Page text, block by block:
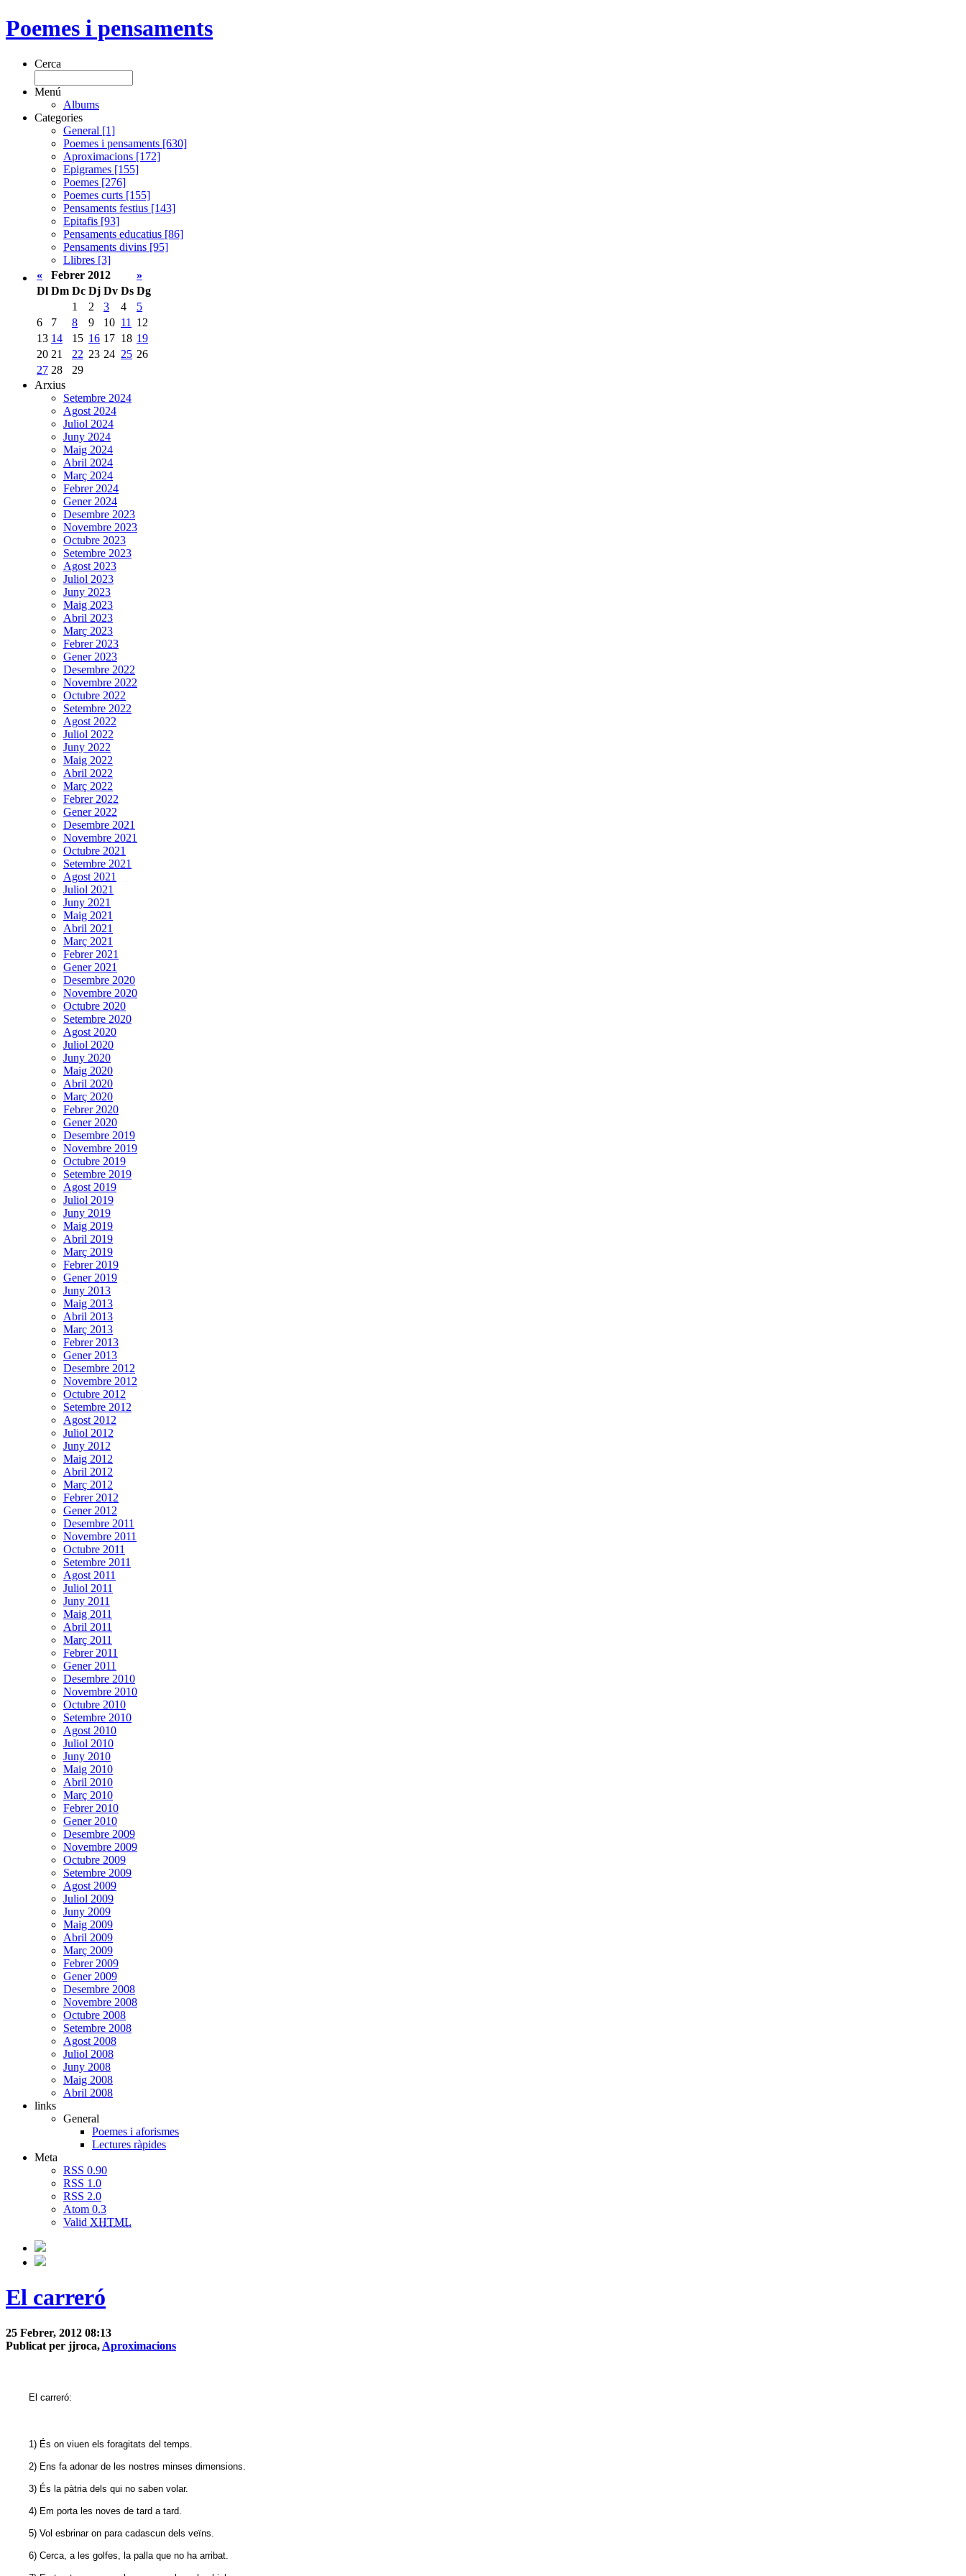
Poemes i pensaments
Cerca
Menú
Albums
Categories
General [1]
Poemes i pensaments [630]
Aproximacions [172]
Epigrames [155]
Poemes [276]
Poemes curts [155]
Pensaments festius [143]
Epitafis [93]
Pensaments educatius [86]
Pensaments divins [95]
Llibres [3]
«
Febrer 2012
»
Dl Dm Dc Dj Dv Ds Dg
1
2 3 4
5
6
7 8 9 10 11
12
13 14 15 16 17 18 19
20 21 22 23 24 25 26
27 28
29
Arxius
Setembre 2024
Agost 2024
Juliol 2024
Juny 2024
Maig 2024
Abril 2024
Març 2024
Febrer 2024
Gener 2024
Desembre 2023
Novembre 2023
Octubre 2023
Setembre 2023
Agost 2023
Juliol 2023
Juny 2023
Maig 2023
Abril 2023
Març 2023
Febrer 2023
Gener 2023
Desembre 2022
Novembre 2022
Octubre 2022
Setembre 2022
Agost 2022
Juliol 2022
Juny 2022
Maig 2022
Abril 2022
Març 2022
Febrer 2022
Gener 2022
Desembre 2021
Novembre 2021
Octubre 2021
Setembre 2021
Agost 2021
Juliol 2021
Juny 2021
Maig 2021
Abril 2021
Març 2021
Febrer 2021
Gener 2021
Desembre 2020
Novembre 2020
Octubre 2020
Setembre 2020
Agost 2020
Juliol 2020
Juny 2020
Maig 2020
Abril 2020
Març 2020
Febrer 2020
Gener 2020
Desembre 2019
Novembre 2019
Octubre 2019
Setembre 2019
Agost 2019
Juliol 2019
Juny 2019
Maig 2019
Abril 2019
Març 2019
Febrer 2019
Gener 2019
Juny 2013
Maig 2013
Abril 2013
Març 2013
Febrer 2013
Gener 2013
Desembre 2012
Novembre 2012
Octubre 2012
Setembre 2012
Agost 2012
Juliol 2012
Juny 2012
Maig 2012
Abril 2012
Març 2012
Febrer 2012
Gener 2012
Desembre 2011
Novembre 2011
Octubre 2011
Setembre 2011
Agost 2011
Juliol 2011
Juny 2011
Maig 2011
Abril 2011
Març 2011
Febrer 2011
Gener 2011
Desembre 2010
Novembre 2010
Octubre 2010
Setembre 2010
Agost 2010
Juliol 2010
Juny 2010
Maig 2010
Abril 2010
Març 2010
Febrer 2010
Gener 2010
Desembre 2009
Novembre 2009
Octubre 2009
Setembre 2009
Agost 2009
Juliol 2009
Juny 2009
Maig 2009
Abril 2009
Març 2009
Febrer 2009
Gener 2009
Desembre 2008
Novembre 2008
Octubre 2008
Setembre 2008
Agost 2008
Juliol 2008
Juny 2008
Maig 2008
Abril 2008
links
General
Poemes i aforismes
Lectures ràpides
Meta
RSS 0.90
RSS 1.0
RSS 2.0
Atom 0.3
Valid XHTML
El carreró
25 Febrer, 2012 08:13
Publicat per jjroca, Aproximacions
El carreró:
1) És on viuen els foragitats del temps.
2) Ens fa adonar de les nostres minses dimensions.
3) És la pàtria dels qui no saben volar.
4) Em porta les noves de tard a tard.
5) Vol esbrinar on para cadascun dels veïns.
6) Cerca, a les golfes, la palla que no ha arribat.